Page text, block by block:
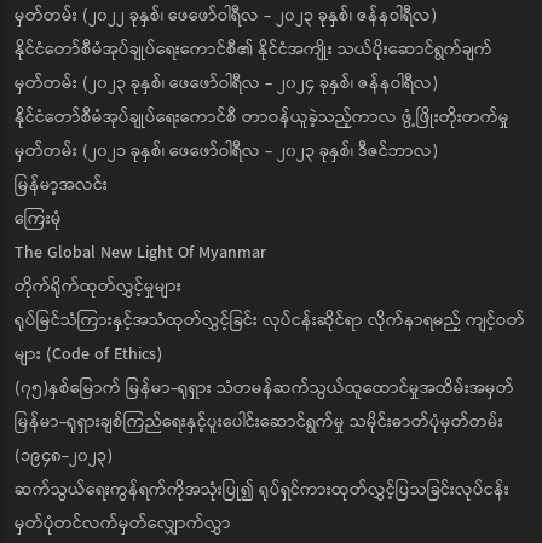
မှတ်တမ်း (၂၀၂၂ ခုနှစ်၊ ဖေဖော်ဝါရီလ - ၂၀၂၃ ခုနှစ်၊ ဇန်နဝါရီလ)
နိုင်ငံတော်စီမံအုပ်ချုပ်ရေးကောင်စီ၏ နိုင်ငံအကျိုး သယ်ပိုးဆောင်ရွက်ချက်
မှတ်တမ်း (၂၀၂၃ ခုနှစ်၊ ဖေဖော်ဝါရီလ - ၂၀၂၄ ခုနှစ်၊ ဇန်နဝါရီလ)
နိုင်ငံတော်စီမံအုပ်ချုပ်ရေးကောင်စီ တာဝန်ယူခဲ့သည့်ကာလ ဖွံ့ဖြိုးတိုးတက်မှု
မှတ်တမ်း (၂၀၂၁ ခုနှစ်၊ ဖေဖော်ဝါရီလ - ၂၀၂၃ ခုနှစ်၊ ဒီဇင်ဘာလ)
မြန်မာ့အလင်း
ကြေးမုံ
The Global New Light Of Myanmar
တိုက်ရိုက်ထုတ်လွှင့်မှုများ
ရုပ်မြင်သံကြားနှင့်အသံထုတ်လွှင့်ခြင်း လုပ်ငန်းဆိုင်ရာ လိုက်နာရမည့် ကျင့်ဝတ်
များ (Code of Ethics)
(၇၅)နှစ်မြောက် မြန်မာ-ရုရှား သံတမန်ဆက်သွယ်ထူထောင်မှုအထိမ်းအမှတ်
မြန်မာ-ရုရှားချစ်ကြည်ရေးနှင့်ပူးပေါင်းဆောင်ရွက်မှု သမိုင်းဓာတ်ပုံမှတ်တမ်း
(၁၉၄၈-၂၀၂၃)
ဆက်သွယ်ရေးကွန်ရက်ကိုအသုံးပြု၍ ရုပ်ရှင်ကားထုတ်လွှင့်ပြသခြင်းလုပ်ငန်း
မှတ်ပုံတင်လက်မှတ်လျှောက်လွှာ